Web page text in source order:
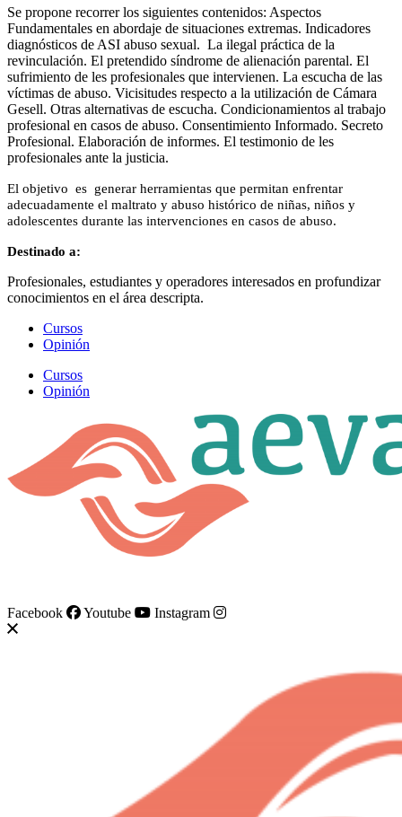
Se propone recorrer los siguientes contenidos: Aspectos
Fundamentales en abordaje de situaciones extremas. Indicadores
diagnósticos de ASI abuso sexual. La ilegal práctica de la
revinculación. El pretendido síndrome de alienación parental. El
sufrimiento de les profesionales que intervienen. La escucha de las
víctimas de abuso. Vicisitudes respecto a la utilización de Cámara
Gesell. Otras alternativas de escucha. Condicionamientos al trabajo
profesional en casos de abuso. Consentimiento Informado. Secreto
Profesional. Elaboración de informes. El testimonio de les
profesionales ante la justicia.
El objetivo es generar herramientas que permitan enfrentar
adecuadamente el maltrato y abuso histórico de niñas, niños y
adolescentes durante las intervenciones en casos de abuso.
Destinado a:
Profesionales, estudiantes y operadores interesados en profundizar
conocimientos en el área descripta.
Cursos
Opinión
Cursos
Opinión
Facebook
Youtube Instagram